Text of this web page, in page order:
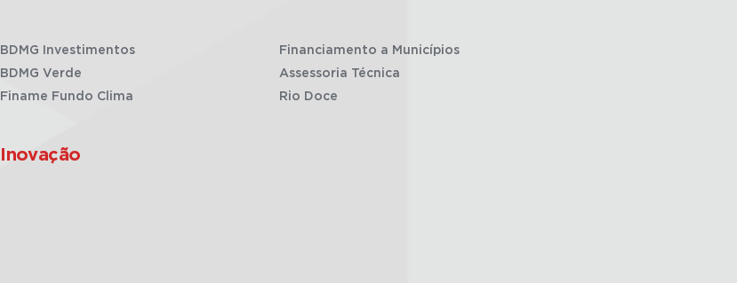
BDMG Investimentos
BDMG Verde
Finame Fundo Clima
Inovação
Financiamento a Municípios
Assessoria Técnica
Rio Doce